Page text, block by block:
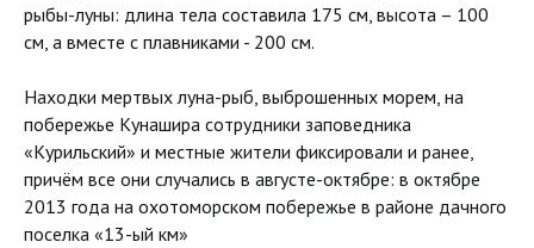
рыбы-луны: длина тела составила 175 см, высота – 100
см, а вместе с плавниками - 200 см.
Находки мертвых луна-рыб, выброшенных морем, на
побережье Кунашира сотрудники заповедника
«Курильский» и местные жители фиксировали и ранее,
причём все они случались в августе-октябре: в октябре
2013 года на охотоморском побережье в районе дачного
поселка «13-ый км»